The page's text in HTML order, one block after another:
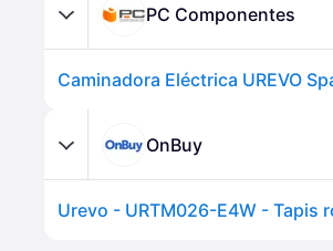
PC Componentes
Caminadora Eléctrica UREVO
OnBuy
Urevo - URTM026-E4W - Tapis